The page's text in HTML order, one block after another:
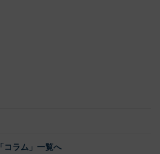
「コラム」一覧へ